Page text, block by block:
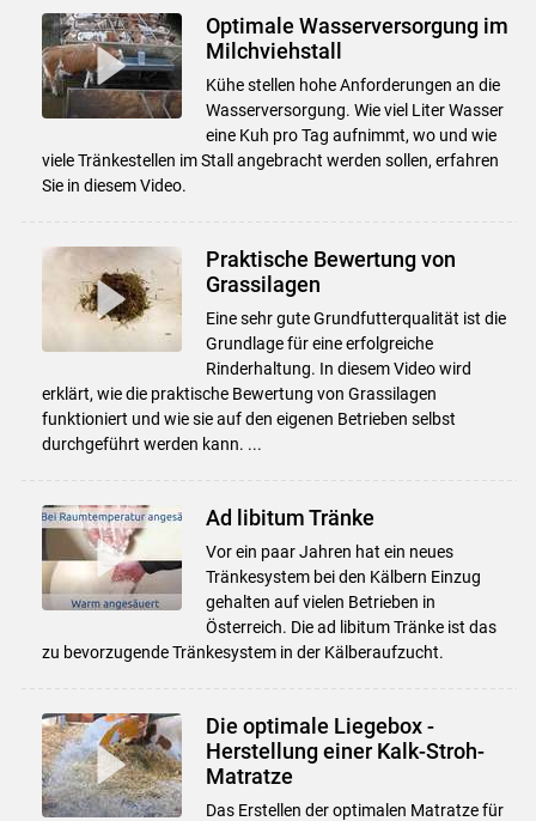
Optimale Wasserversorgung im
Milchviehstall
Kühe stellen hohe Anforderungen an die
Wasserversorgung. Wie viel Liter Wasser
eine Kuh pro Tag aufnimmt, wo und wie
viele Tränkestellen im Stall angebracht werden sollen, erfahren
Sie in diesem Video.
Praktische Bewertung von
Grassilagen
Eine sehr gute Grundfutterqualität ist die
Grundlage für eine erfolgreiche
Rinderhaltung. In diesem Video wird
erklärt, wie die praktische Bewertung von Grassilagen
funktioniert und wie sie auf den eigenen Betrieben selbst
durchgeführt werden kann. ...
Ad libitum Tränke
Vor ein paar Jahren hat ein neues
Tränkesystem bei den Kälbern Einzug
gehalten auf vielen Betrieben in
Österreich. Die ad libitum Tränke ist das
zu bevorzugende Tränkesystem in der Kälberaufzucht.
Die optimale Liegebox -
Herstellung einer Kalk-Stroh-
Matratze
Das Erstellen der optimalen Matratze für